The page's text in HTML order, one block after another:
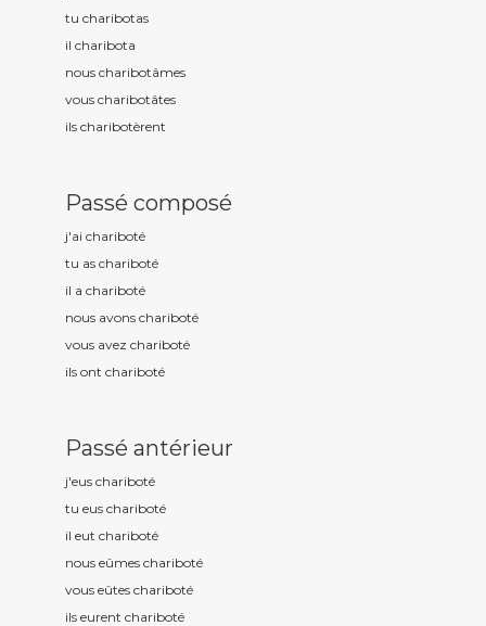
tu charibotas
il charibota
nous charibotâmes
vous charibotâtes
ils charibotèrent
Passé composé
j'ai chariboté
tu as chariboté
il a chariboté
nous avons chariboté
vous avez chariboté
ils ont chariboté
Passé antérieur
j'eus chariboté
tu eus chariboté
il eut chariboté
nous eûmes chariboté
vous eûtes chariboté
ils eurent chariboté